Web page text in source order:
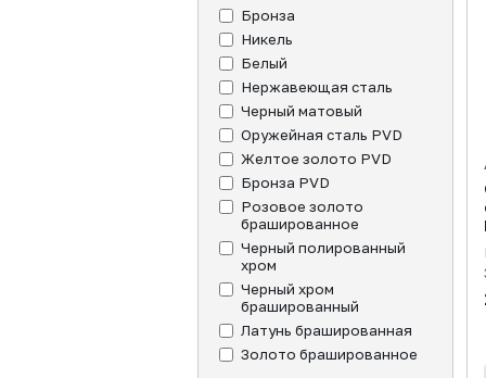
Бронза
Никель
Белый
Нержавеющая сталь
Черный матовый
Оружейная сталь PVD
Желтое золото PVD
Бронза PVD
Розовое золото
брашированное
Черный полированный
хром
Черный хром
брашированный
Латунь брашированная
Золото брашированное